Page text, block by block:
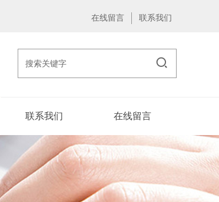
在线留言 联系我们
联系我们 在线留言